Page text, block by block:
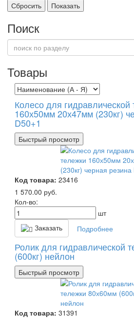
Сбросить
Показать
Поиск
Товары
Колесо для гидравлической
160х50мм 20х47мм (230кг)
D50+1
Быстрый просмотр
Код товара: 23416
1 570.00 руб.
Кол-во:
шт
Заказать
Подробнее
Ролик для гидравлической
(600кг) нейлон
Быстрый просмотр
Код товара: 31391